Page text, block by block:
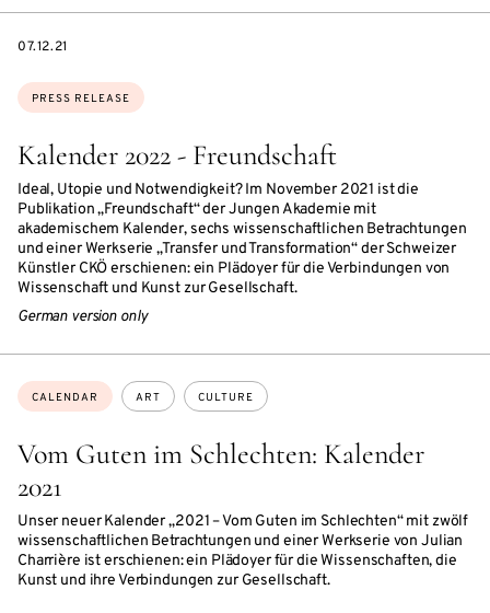
Kalender 2022 - Freundschaft
Ideal, Utopie und Notwendigkeit? Im November 2021 ist die
Publikation „Freundschaft“ der Jungen Akademie mit
akademischem Kalender, sechs wissenschaftlichen Betrachtungen
und einer Werkserie „Transfer und Transformation“ der Schweizer
Künstler CKÖ erschienen: ein Plädoyer für die Verbindungen von
Wissenschaft und Kunst zur Gesellschaft.
German version only
Topics:
PRESS RELEASE
DATE
07.12.21
Vom Guten im Schlechten: Kalender
2021
Unser neuer Kalender „2021 – Vom Guten im Schlechten“ mit zwölf
wissenschaftlichen Betrachtungen und einer Werkserie von Julian
Charrière ist erschienen: ein Plädoyer für die Wissenschaften, die
Kunst und ihre Verbindungen zur Gesellschaft.
Topics:
CALENDAR ART CULTURE